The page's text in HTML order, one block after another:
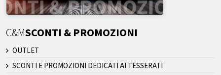
C&MSCONTI & PROMOZIONI
OUTLET
SCONTI E PROMOZIONI DEDICATI AI TESSERATI